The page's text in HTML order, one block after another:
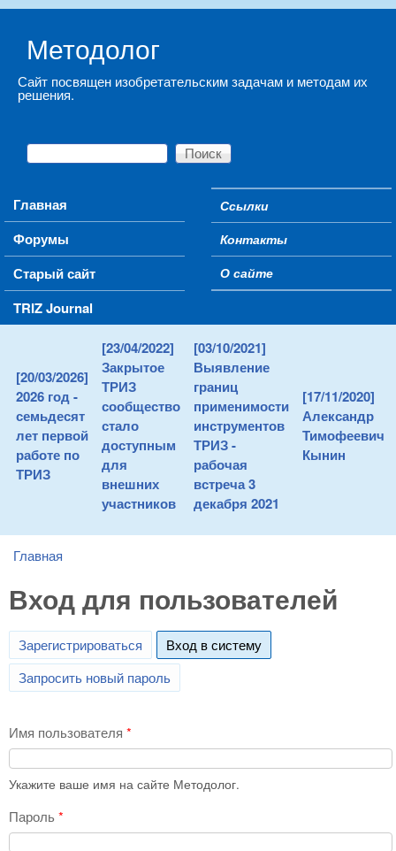
Методолог
Сайт посвящен изобретательским задачам и методам их
решения.
Форма поиска
Поиск
Main menu
Главная
Форумы
Старый сайт
TRIZ Journal
Secondary menu
Ссылки
Контакты
О сайте
[20/03/2026]
2026 год -
семьдесят
лет первой
работе по
ТРИЗ
[23/04/2022]
Закрытое
ТРИЗ
сообщество
стало
доступным
для
внешних
участников
[03/10/2021]
Выявление
границ
применимости
инструментов
ТРИЗ -
рабочая
встреча 3
декабря 2021
[17/11/2020]
Александр
Тимофеевич
Кынин
You are here
Главная
Вход для пользователей
Зарегистрироваться Вход в систему
Запросить новый пароль
Имя пользователя *
Укажите ваше имя на сайте Методолог.
Пароль*